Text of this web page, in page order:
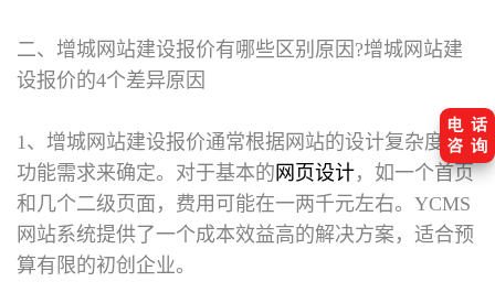
二、增城网站建设报价有哪些区别原因?增城网站建
设报价的4个差异原因
1、增城网站建设报价通常根据网站的设计复杂度和
功能需求来确定。对于基本的 网页设计，如一个首页
和几个二级页面，费用可能在一两千元左右。YCMS
网站系统提供了一个成本效益高的解决方案，适合预
算有限的初创企业。